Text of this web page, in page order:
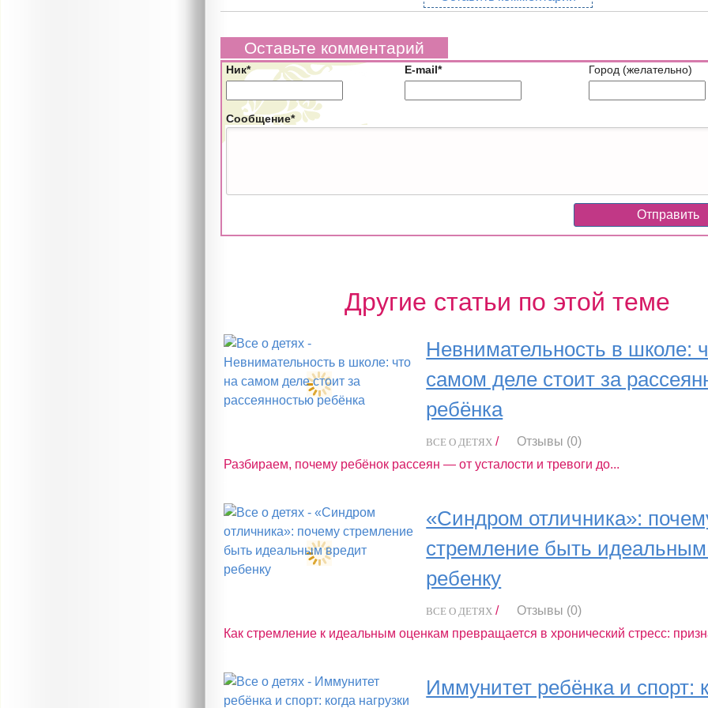
Оставьте комментарий
Ник* E-mail* Город (желательно)
Сообщение*
Другие статьи по этой теме
Невнимательность в школе:
самом деле стоит за
ребёнка
ВСЕ О ДЕТЯХ /
Отзывы (0)
Разбираем, почему ребёнок рассеян — от усталости и тревоги до...
«Синдром отличника»:
стремление быть
ребенку
ВСЕ О ДЕТЯХ /
Отзывы (0)
Как стремление к идеальным оценкам превращается в хронический стресс:
Иммунитет ребёнка и спорт: